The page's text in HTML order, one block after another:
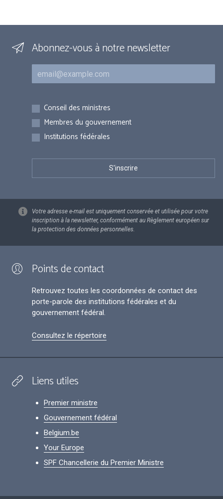
Abonnez-vous à notre newsletter
Courriel
Inscriptions
Conseil des ministres
Membres du gouvernement
Institutions fédérales
Votre adresse e-mail est uniquement conservée et utilisée pour votre
inscription à la newsletter, conformément au Règlement européen sur
la protection des données personnelles.
Points de contact
Retrouvez toutes les coordonnées de contact des
porte-parole des institutions fédérales et du
gouvernement fédéral.
Consultez le répertoire
Liens utiles
Premier ministre
Gouvernement fédéral
Belgium.be
Your Europe
SPF Chancellerie du Premier Ministre